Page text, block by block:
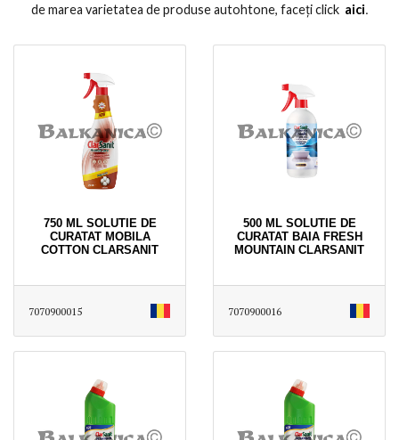
de marea varietatea de produse autohtone, faceți click aici․
750 ML SOLUTIE DE
CURATAT MOBILA
COTTON CLARSANIT
7070900015
500 ML SOLUTIE DE
CURATAT BAIA FRESH
MOUNTAIN CLARSANIT
7070900016